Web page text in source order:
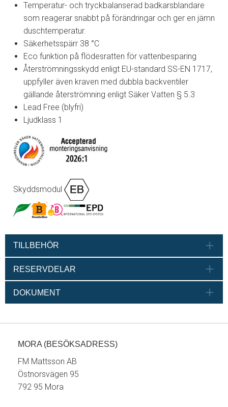
Temperatur- och tryckbalanserad badkarsblandare
som reagerar snabbt på förändringar och ger en jämn
duschtemperatur.
Säkerhetsspärr 38 °C
Eco funktion på flödesratten för vattenbesparing
Återströmningsskydd enligt EU-standard SS-EN 1717,
uppfyller även kraven med dubbla backventiler
gällande återströmning enligt Säker Vatten § 5.3
Lead Free (blyfri)
Ljudklass 1
Skyddsmodul
TILLBEHÖR
RESERVDELAR
DOKUMENT
MORA (BESÖKSADRESS)
FM Mattsson AB
Östnorsvägen 95
792 95 Mora